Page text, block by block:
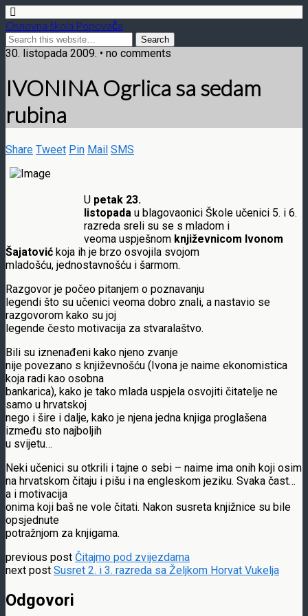
Osnovna škola Popovača
30. listopada 2009. • no comments
IVONINA Ogrlica sa sedam
rubina
Share Tweet Pin Mail SMS
U petak 23.
listopada u blagovaonici Škole učenici 5. i 6.
razreda sreli su se s mladom i
veoma uspješnom književnicom Ivonom
Šajatović koja ih je brzo osvojila svojom
mladošću, jednostavnošću i šarmom.
Razgovor je počeo pitanjem o poznavanju
legendi što su učenici veoma dobro znali, a nastavio se
razgovorom kako su joj
legende često motivacija za stvaralaštvo.
Bili su iznenađeni kako njeno zvanje
nije povezano s književnošću (Ivona je naime ekonomistica
koja radi kao osobna
bankarica), kako je tako mlada uspjela osvojiti čitatelje ne
samo u hrvatskoj
nego i šire i dalje, kako je njena jedna knjiga proglašena
između sto najboljih
u svijetu…
Neki učenici su otkrili i tajne o sebi – naime ima onih koji osim
na hrvatskom čitaju i pišu i na engleskom jeziku. Svaka čast…
a i motivacija
onima koji baš ne vole čitati. Nakon susreta knjižnice su bile
opsjednute
potražnjom za knjigama.
previous post Čitajmo pod zvijezdama
next post Susret 2. i 3. razreda sa Željkom Horvat Vukelja
Odgovori